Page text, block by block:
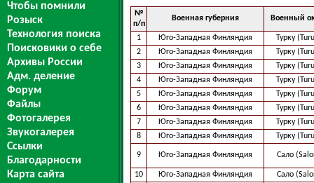
Чтобы помнили
Розыск
Технология поиска
Поисковики о себе
Архивы России
Адм. деление
Форум
Файлы
Фотогалерея
Звукогалерея
Ссылки
Благодарности
Карта сайта
№
п/п
Военная губерния Военный
1 Юго-Западная Финляндия
Турку
2
Юго-Западная Финляндия
Турку
3
Юго-Западная Финляндия
Турку
4
Юго-Западная Финляндия
Турку
5
Юго-Западная Финляндия
Турку
6
Юго-Западная Финляндия
Турку
7
Юго-Западная Финляндия
Турку
8
Юго-Западная Финляндия Турку
9 Юго-Западная Финляндия Сало
10 Юго-Западная Финляндия
Сало